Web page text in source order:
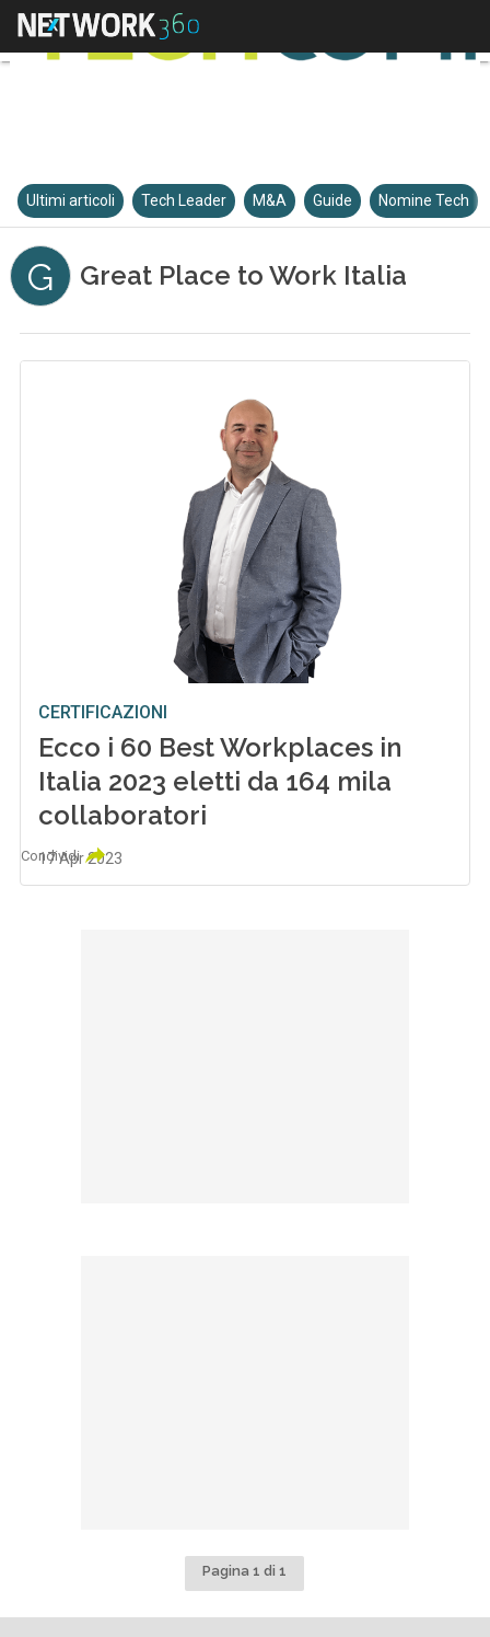
Ultimi articoli Tech Leader M&A Guide Nomine Tech
G Great Place to Work Italia
CERTIFICAZIONI
Ecco i 60 Best Workplaces in
Italia 2023 eletti da 164 mila
collaboratori
17 Apr 2023
Condividi
Pagina 1 di 1